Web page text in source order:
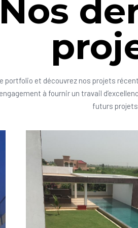
Nos
portfolio et découvrez nos projets
à fournir un travail
futurs